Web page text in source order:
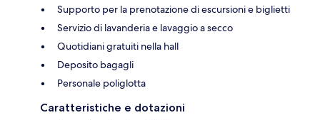
Supporto per la prenotazione di escursioni e biglietti
Servizio di lavanderia e lavaggio a secco
Quotidiani gratuiti nella hall
Deposito bagagli
Personale poliglotta
Caratteristiche e dotazioni